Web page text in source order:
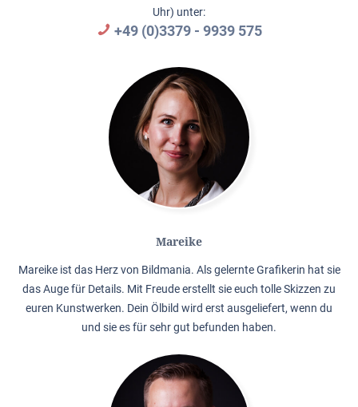
Uhr) unter:
+49 (0)3379 - 9939 575
Mareike
Mareike ist das Herz von Bildmania. Als gelernte Grafikerin hat sie
das Auge für Details. Mit Freude erstellt sie euch tolle Skizzen zu
euren Kunstwerken. Dein Ölbild wird erst ausgeliefert, wenn du
und sie es für sehr gut befunden haben.